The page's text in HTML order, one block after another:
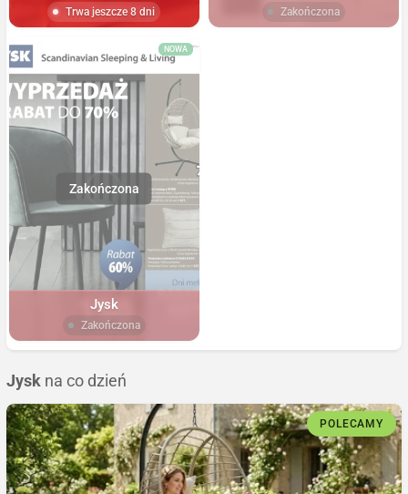
Trwa jeszcze 8 dni Zakończona
NOWA
Jysk
Zakończona
Jysk na co dzień
POLECAMY